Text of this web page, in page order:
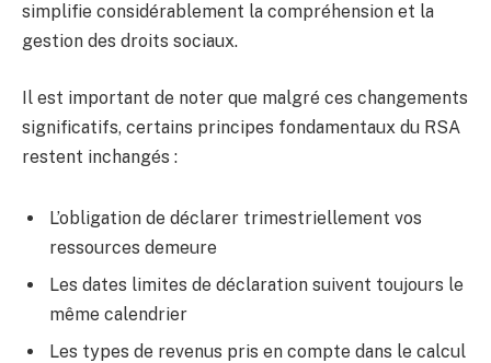
simplifie considérablement la compréhension et la
gestion des droits sociaux.
Il est important de noter que malgré ces changements
significatifs, certains principes fondamentaux du RSA
restent inchangés :
L’obligation de déclarer trimestriellement vos
ressources demeure
Les dates limites de déclaration suivent toujours le
même calendrier
Les types de revenus pris en compte dans le calcul